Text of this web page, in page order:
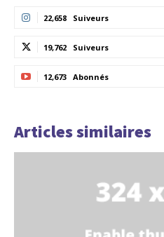
22,658 Suiveurs
19,762 Suiveurs
12,673 Abonnés
Articles similaires